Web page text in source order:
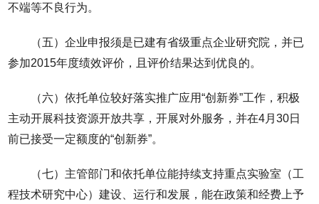
不端等不良行为。
（五）企业申报须是已建有省级重点企业研究院，并已
参加2015年度绩效评价，且评价结果达到优良的。
（六）依托单位较好落实推广应用“创新券”工作，积极
主动开展科技资源开放共享，开展对外服务，并在4月30日
前已接受一定额度的“创新券”。
（七）主管部门和依托单位能持续支持重点实验室（工
程技术研究中心）建设、运行和发展，能在政策和经费上予